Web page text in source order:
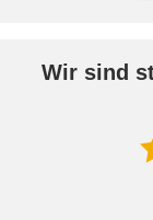
Wir sind